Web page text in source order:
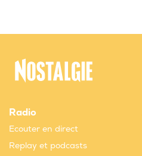
Radio
Ecouter en direct
Replay et podcasts